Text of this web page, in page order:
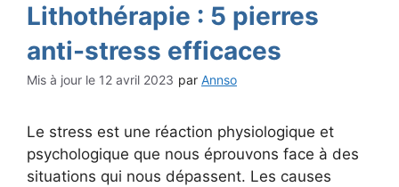
Lithothérapie : 5 pierres
anti-stress efficaces
12 avril 2023 par Annso
Le stress est une réaction physiologique et
psychologique que nous éprouvons face à des
situations qui nous dépassent. Les causes